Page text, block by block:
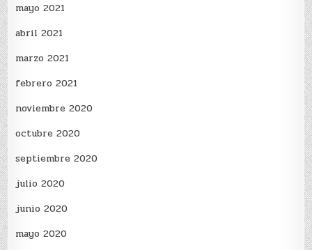
mayo 2021
abril 2021
marzo 2021
febrero 2021
noviembre 2020
octubre 2020
septiembre 2020
julio 2020
junio 2020
mayo 2020